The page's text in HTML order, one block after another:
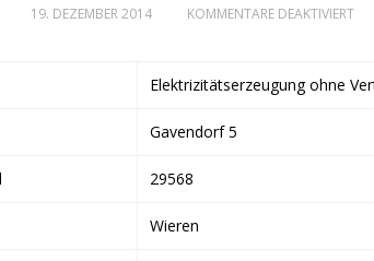
19. DEZEMBER 2014 KOMMENTARE DEAKTIVIERTFÜR
Elektrizitätserzeugung ohne
Gavendorf 5
29568
Wieren